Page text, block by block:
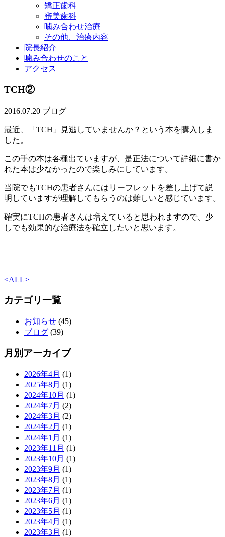
矯正歯科
審美歯科
噛み合わせ治療
その他、治療内容
院長紹介
噛み合わせのこと
アクセス
TCH②
2016.07.20 ブログ
最近、「TCH」見逃していませんか？という本を購入しま
した。
この手の本は各種出ていますが、是正法について詳細に書か
れた本は少なかったので楽しみにしています。
当院でもTCHの患者さんにはリーフレットを差し上げて説
明していますが理解してもらうのは難しいと感じています。
確実にTCHの患者さんは増えていると思われますので、少
しでも効果的な治療法を確立したいと思います。
<ALL>
カテゴリ一覧
お知らせ (45)
ブログ (39)
月別アーカイブ
2026年4月 (1)
2025年8月 (1)
2024年10月 (1)
2024年7月 (2)
2024年3月 (2)
2024年2月 (1)
2024年1月 (1)
2023年11月 (1)
2023年10月 (1)
2023年9月 (1)
2023年8月 (1)
2023年7月 (1)
2023年6月 (1)
2023年5月 (1)
2023年4月 (1)
2023年3月 (1)